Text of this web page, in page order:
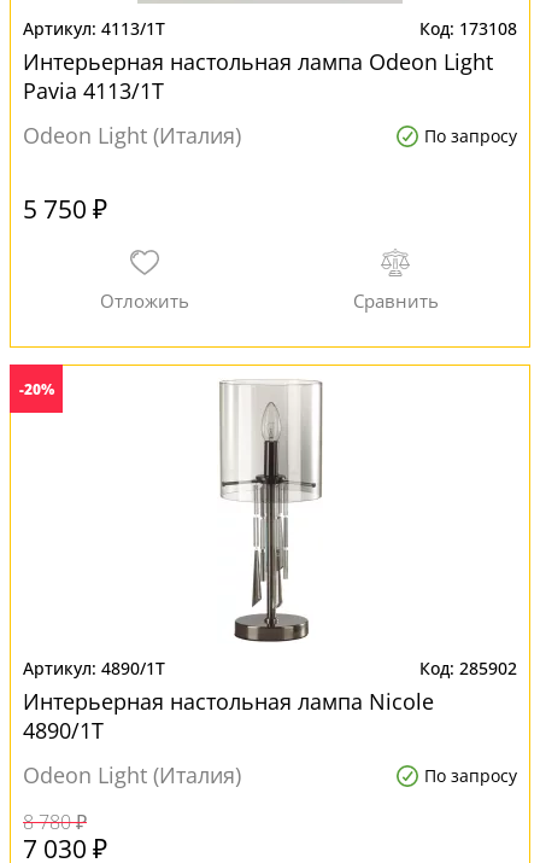
4113/1T 173108
Интерьерная настольная лампа Odeon Light
Pavia 4113/1T
Odeon Light (Италия)
По запросу
5 750 ₽
-20%
4890/1T 285902
Интерьерная настольная лампа Nicole
4890/1T
Odeon Light (Италия)
По запросу
8 780 ₽
7 030 ₽